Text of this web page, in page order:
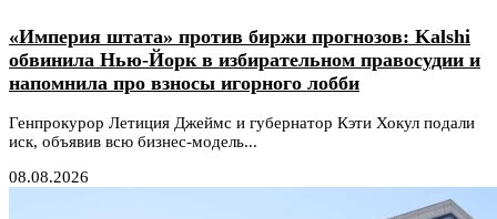
«Империя штата» против биржи прогнозов: Kalshi
обвинила Нью-Йорк в избирательном правосудии и
напомнила про взносы игорного лобби
Генпрокурор Летиция Джеймс и губернатор Кэти Хокул подали
иск, объявив всю бизнес-модель...
08.08.2026